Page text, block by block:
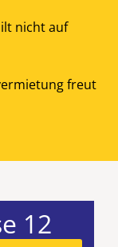
nicht auf
freut
12